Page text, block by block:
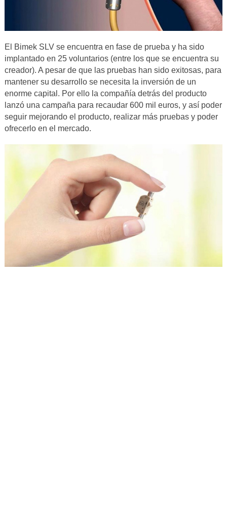
El Bimek SLV se encuentra en fase de prueba y ha sido
implantado en 25 voluntarios (entre los que se encuentra su
creador). A pesar de que las pruebas han sido exitosas, para
mantener su desarrollo se necesita la inversión de un
enorme capital. Por ello la compañía detrás del producto
lanzó una campaña para recaudar 600 mil euros, y así poder
seguir mejorando el producto, realizar más pruebas y poder
ofrecerlo en el mercado.